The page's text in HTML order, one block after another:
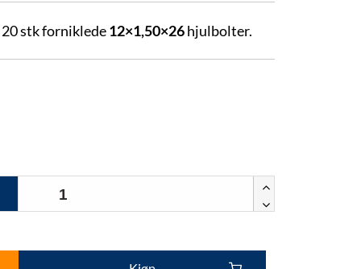
stk forniklede12×1,50×26hjulbolter.